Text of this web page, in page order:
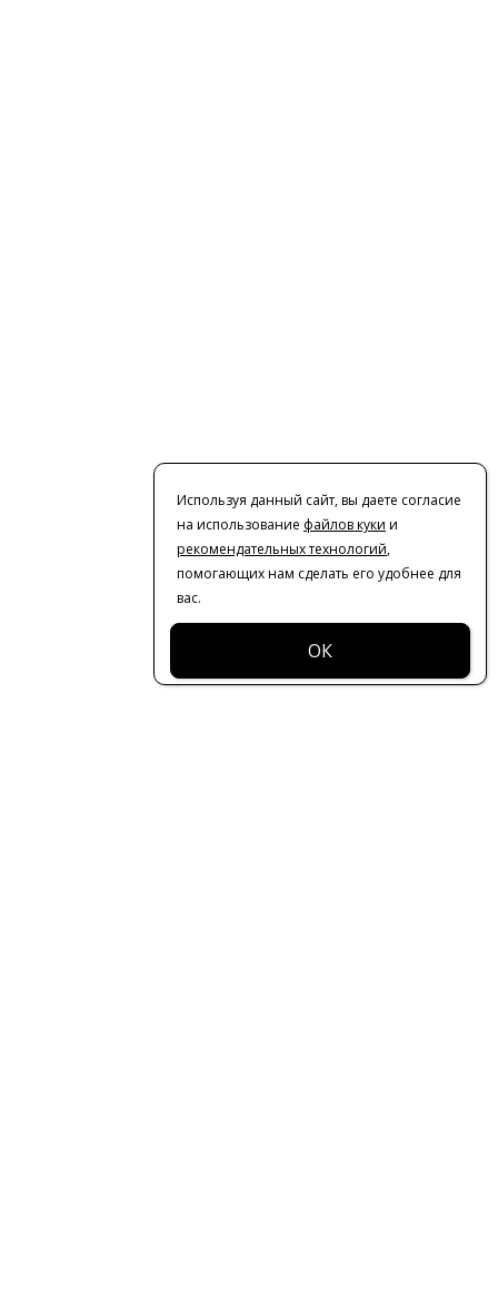
Используя данный сайт, вы даете согласие
на использование файлов куки и
рекомендательных технологий,
помогающих нам сделать его удобнее для
вас.